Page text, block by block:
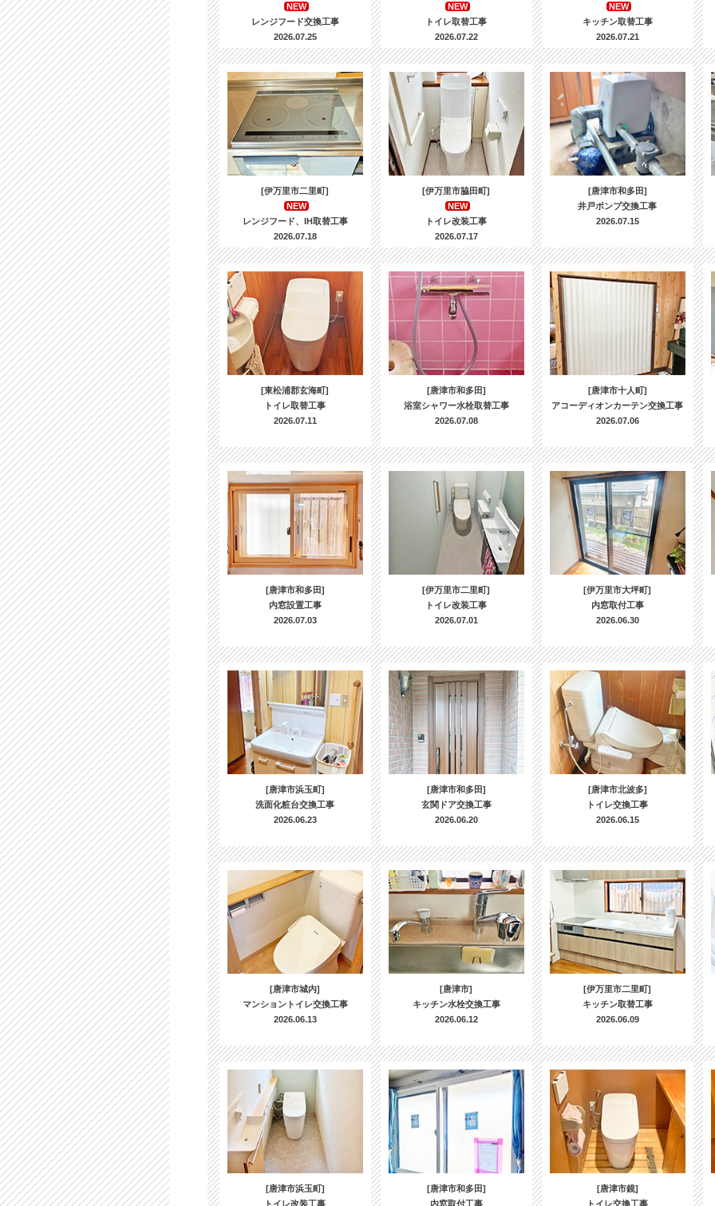
NEW
レンジフード交換工事
2026.07.25
NEW
トイレ取替工事
2026.07.22
NEW
キッチン取替工事
2026.07.21
[伊万里市二里町]
NEW
レンジフード、IH取替工事
2026.07.18
[伊万里市脇田町]
NEW
トイレ改装工事
2026.07.17
[唐津市和多田]
井戸ポンプ交換工事
2026.07.15
[東松浦郡玄海町]
トイレ取替工事
2026.07.11
[唐津市和多田]
浴室シャワー水栓取替工事
2026.07.08
[唐津市十人町]
アコーディオンカーテン交換工事
2026.07.06
[唐津市和多田]
内窓設置工事
2026.07.03
[伊万里市二里町]
トイレ改装工事
2026.07.01
[伊万里市大坪町]
内窓取付工事
2026.06.30
[唐津市浜玉町]
洗面化粧台交換工事
2026.06.23
[唐津市和多田]
玄関ドア交換工事
2026.06.20
[唐津市北波多]
トイレ交換工事
2026.06.15
[唐津市城内]
マンショントイレ交換工事
2026.06.13
[唐津市]
キッチン水栓交換工事
2026.06.12
[伊万里市二里町]
キッチン取替工事
2026.06.09
[唐津市浜玉町]
トイレ改装工事
[唐津市和多田]
内窓取付工事
[唐津市鏡]
トイレ交換工事